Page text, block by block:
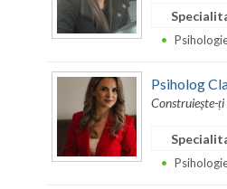
Psiholog
Construiește-